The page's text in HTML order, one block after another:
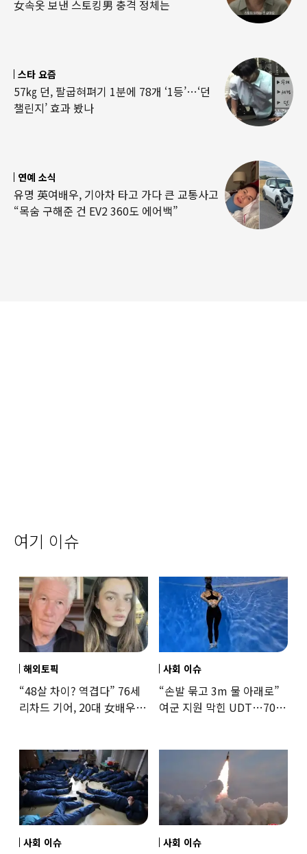
女속옷 보낸 스토킹男 충격 정체는
스타 요즘
57㎏ 던, 팔굽혀펴기 1분에 78개 ‘1등’…‘던
챌린지’ 효과 봤나
연예 소식
유명 英여배우, 기아차 타고 가다 큰 교통사고
“목숨 구해준 건 EV2 360도 에어백”
여기 이슈
해외토픽
“48살 차이? 역겹다” 76세
리차드 기어, 20대 女배우와
사회 이슈
“손발 묶고 3m 물 아래로”
여군 지원 막힌 UDT…707
사회 이슈 사회 이슈